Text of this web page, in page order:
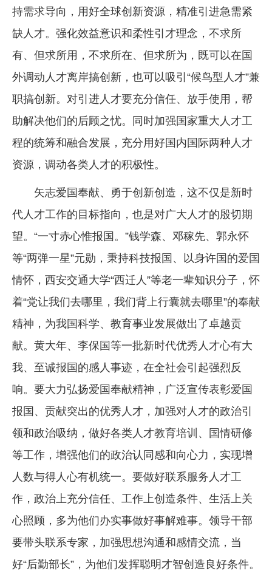
持需求导向，用好全球创新资源，精准引进急需紧
缺人才。强化效益意识和柔性引才理念，不求所
有、但求所用，不求所在、但求所为，既可以在国
外调动人才离岸搞创新，也可以吸引“候鸟型人才”兼
职搞创新。对引进人才要充分信任、放手使用，帮
助解决他们的后顾之忧。同时加强国家重大人才工
程的统筹和融合发展，充分用好国内国际两种人才
资源，调动各类人才的积极性。
矢志爱国奉献、勇于创新创造，这不仅是新时
代人才工作的目标指向，也是对广大人才的殷切期
望。“一寸赤心惟报国。”钱学森、邓稼先、郭永怀
等“两弹一星”元勋，秉持科技报国、以身许国的爱国
情怀，西安交通大学“西迁人”等老一辈知识分子，怀
着“党让我们去哪里，我们背上行囊就去哪里”的奉献
精神，为我国科学、教育事业发展做出了卓越贡
献。黄大年、李保国等一批新时代优秀人才心有大
我、至诚报国的感人事迹，在全社会引起强烈反
响。要大力弘扬爱国奉献精神，广泛宣传表彰爱国
报国、贡献突出的优秀人才，加强对人才的政治引
领和政治吸纳，做好各类人才教育培训、国情研修
等工作，增强他们的政治认同感和向心力，实现增
人数与得人心有机统一。要做好联系服务人才工
作，政治上充分信任、工作上创造条件、生活上关
心照顾，多为他们办实事做好事解难事。领导干部
要带头联系专家，加强思想沟通和感情交流，当
好“后勤部长”，为他们发挥聪明才智创造良好条件。